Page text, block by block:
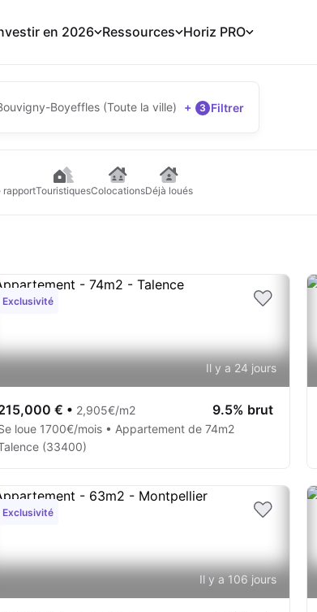
en 2026 Ressources Horiz PRO
Boyeffles (Toute la ville) + 3 Filtrer
rapportTouristiquesColocationsDéjà loués
Exclusivité
Il y a 24 jours
€ • 2,905€/m2 9.5% brut
loue 1700€/mois • Appartement de 74m2
(33400)
Exclusivité
Il y a 106 jours